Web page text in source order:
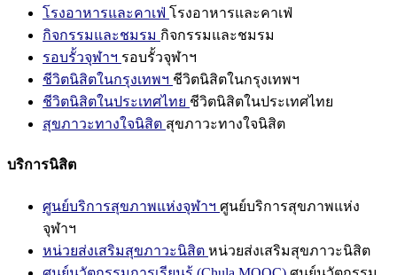
โรงอาหารและคาเฟ่ โรงอาหารและคาเฟ่
กิจกรรมและชมรม กิจกรรมและชมรม
รอบรั้วจุฬาฯ รอบรั้วจุฬาฯ
ชีวิตนิสิตในกรุงเทพฯ ชีวิตนิสิตในกรุงเทพฯ
ชีวิตนิสิตในประเทศไทย ชีวิตนิสิตในประเทศไทย
สุขภาวะทางใจนิสิต สุขภาวะทางใจนิสิต
บริการนิสิต
ศูนย์บริการสุขภาพแห่งจุฬาฯ ศูนย์บริการสุขภาพแห่ง
จุฬาฯ
หน่วยส่งเสริมสุขภาวะนิสิต หน่วยส่งเสริมสุขภาวะนิสิต